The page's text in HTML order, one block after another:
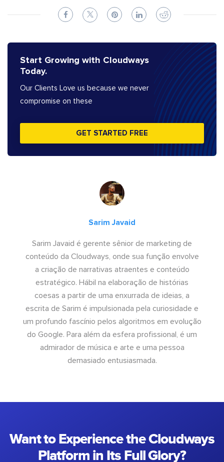
Start Growing with Cloudways
Today.
Our Clients Love us because we never
compromise on these
GET STARTED FREE
Sarim Javaid
Sarim Javaid é gerente sênior de marketing de
conteúdo da Cloudways, onde sua função envolve
a criação de narrativas atraentes e conteúdo
estratégico. Hábil na elaboração de histórias
coesas a partir de uma enxurrada de ideias, a
escrita de Sarim é impulsionada pela curiosidade e
um profundo fascínio pelos algoritmos em evolução
do Google. Para além da esfera profissional, é um
admirador de música e arte e uma pessoa
demasiado entusiasmada.
Want to Experience the Cloudways
Platform in Its Full Glory?